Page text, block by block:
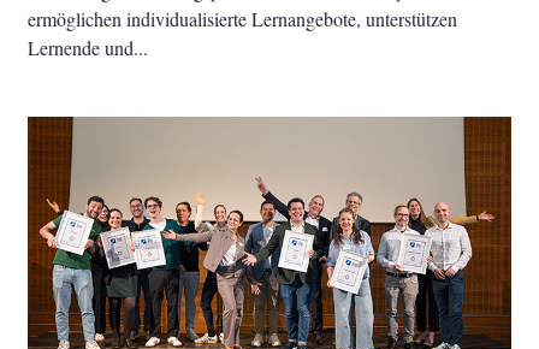
ermöglichen individualisierte Lernangebote, unterstützen
Lernende und